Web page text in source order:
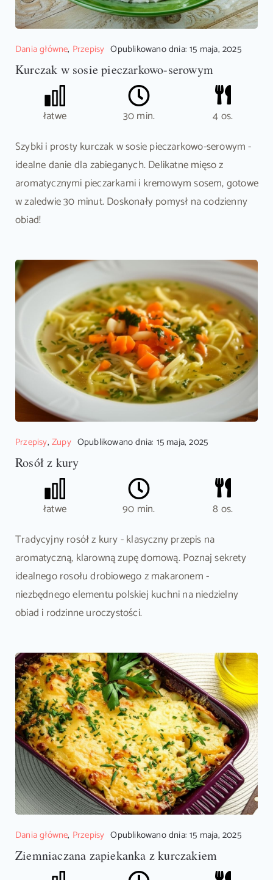
Dania główne, Przepisy Opublikowano dnia: 15 maja, 2025
Kurczak w sosie pieczarkowo-serowym
łatwe 30 min.
4 os.
Szybki i prosty kurczak w sosie pieczarkowo-serowym -
idealne danie dla zabieganych. Delikatne mięso z
aromatycznymi pieczarkami i kremowym sosem, gotowe
w zaledwie 30 minut. Doskonały pomysł na codzienny
obiad!
Przepisy, Zupy Opublikowano dnia: 15 maja, 2025
Rosół z kury
łatwe 90 min.
8 os.
Tradycyjny rosół z kury - klasyczny przepis na
aromatyczną, klarowną zupę domową. Poznaj sekrety
idealnego rosołu drobiowego z makaronem -
niezbędnego elementu polskiej kuchni na niedzielny
obiad i rodzinne uroczystości.
Dania główne, Przepisy Opublikowano dnia: 15 maja, 2025
Ziemniaczana zapiekanka z kurczakiem